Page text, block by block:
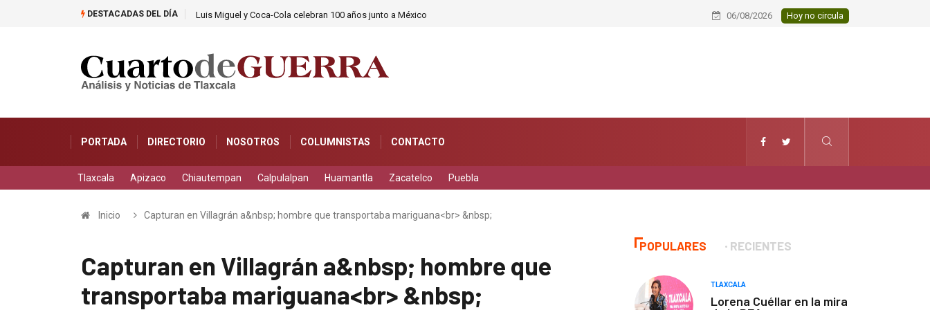
DESTACADAS DEL DÍA Luis Miguel y Coca-Cola celebran 100 años junto a México Informa Ayuntamiento de
06/08/2026 Hoy no circula
PORTADA DIRECTORIO NOSOTROS COLUMNISTAS CONTACTO
Tlaxcala Apizaco Chiautempan Calpulalpan Huamantla Zacatelco Puebla
Inicio Capturan en Villagrán a&nbsp; hombre que transportaba mariguana<br> &nbsp;
Capturan en Villagrán a&nbsp; hombre que
transportaba mariguana<br> &nbsp;
POPULARES RECIENTES
TLAXCALA
Lorena Cuéllar en la mira